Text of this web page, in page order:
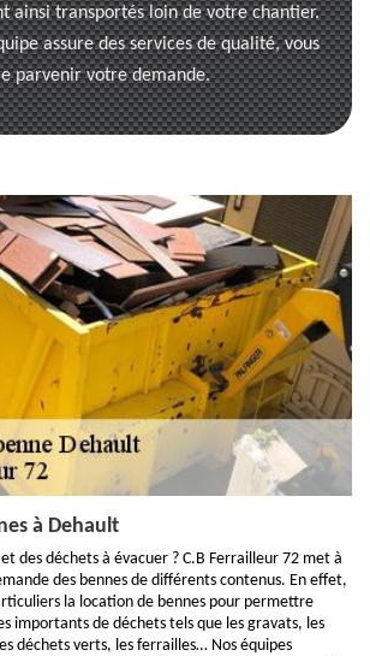
ainsi transportés loin de votre chantier.
assure des services de qualité, vous
parvenir votre demande.
à Dehault
des déchets à évacuer ? C.B Ferrailleur 72 met à
des bennes de différents contenus. En effet,
la location de bennes pour permettre
importants de déchets tels que les gravats, les
déchets verts, les ferrailles… Nos équipes